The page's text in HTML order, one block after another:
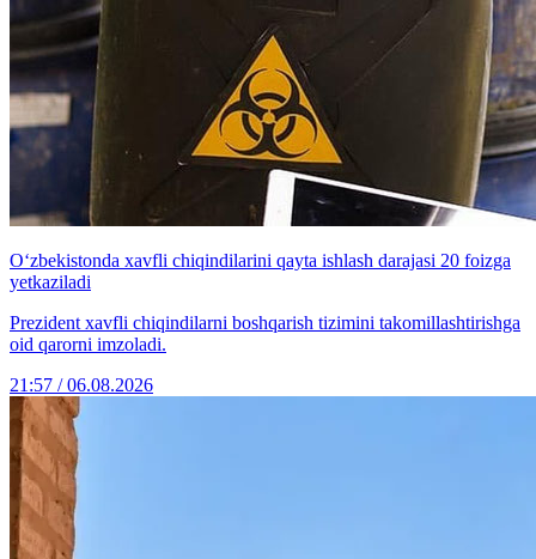
O‘zbekistonda xavfli chiqindilarini qayta ishlash darajasi 20 foizga
yetkaziladi
Prezident xavfli chiqindilarni boshqarish tizimini takomillashtirishga
oid qarorni imzoladi.
21:57 / 06.08.2026